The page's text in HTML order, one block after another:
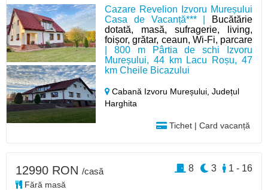
Cazare Revelion Izvoru Mureșului
Casa de Vacanță*** |
Bucătărie
dotată, masă, sufragerie, living,
foișor, grătar, ceaun, Wi-Fi, parcare
| 800 m Pârtia de schi Izvoru
Mureșului, 44 km Lacu Roșu, 47
km Cheile Bicazului
Cabană Izvoru Mureșului,Județul
Harghita
Tichet | Card vacanță
12990 RON /casă
Fără masă
1 - 16
3
8